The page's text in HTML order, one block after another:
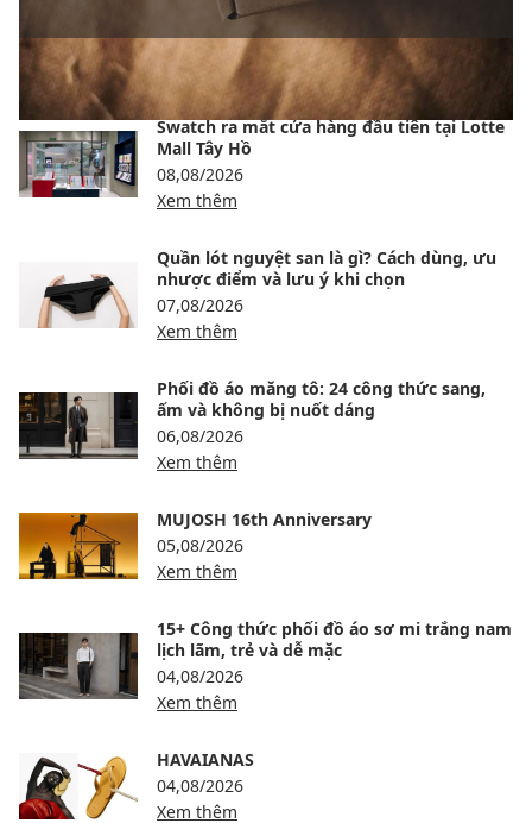
BÀI VIẾT NỔI BẬT
Swatch ra mắt cửa hàng đầu tiên tại Lotte
Mall Tây Hồ
08,08/2026
Xem thêm
Quần lót nguyệt san là gì? Cách dùng, ưu
nhược điểm và lưu ý khi chọn
07,08/2026
Xem thêm
Phối đồ áo măng tô: 24 công thức sang,
ấm và không bị nuốt dáng
06,08/2026
Xem thêm
MUJOSH 16th Anniversary
05,08/2026
Xem thêm
15+ Công thức phối đồ áo sơ mi trắng nam
lịch lãm, trẻ và dễ mặc
04,08/2026
Xem thêm
HAVAIANAS
04,08/2026
Xem thêm